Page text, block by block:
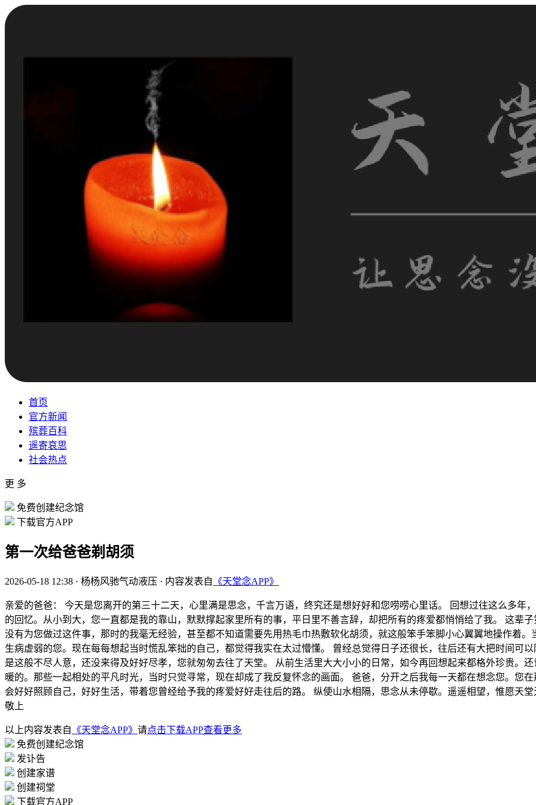
首页
官方新闻
殡葬百科
遥寄哀思
社会热点
更 多
免费创建纪念馆
下载官方APP
第一次给爸爸剃胡须
2026-05-18 12:38 · 杨杨风驰气动液压 · 内容发表自 《天堂念APP》
亲爱的爸爸： 今天是您离开的第三十二天，心里满是思念，千言万语，终究还是想好好和您唠唠心里话。 回想过往这么多年
的回忆。从小到大，您一直都是我的靠山，默默撑起家里所有的事，平日里不善言辞，却把所有的疼爱都悄悄给了我。 这辈
没有为您做过这件事，那时的我毫无经验，甚至都不知道需要先用热毛巾热敷软化胡须，就这般笨手笨脚小心翼翼地操作着
生病虚弱的您。现在每每想起当时慌乱笨拙的自己，都觉得我实在太过懵懂。 曾经总觉得日子还很长，往后还有大把时间可
是这般不尽人意，还没来得及好好尽孝，您就匆匆去往了天堂。 从前生活里大大小小的日常，如今再回想起来都格外珍贵。
暖的。那些一起相处的平凡时光，当时只觉寻常，现在却成了我反复怀念的画面。 爸爸，分开之后我每一天都在想念您。您
会好好照顾自己，好好生活，带着您曾经给予我的疼爱好好走往后的路。 纵使山水相隔，思念从未停歇。遥遥相望，惟愿天
敬上
以上内容发表自 《天堂念APP》 请点击下载APP查看更多
免费创建纪念馆
发讣告
创建家谱
创建祠堂
下载官方APP